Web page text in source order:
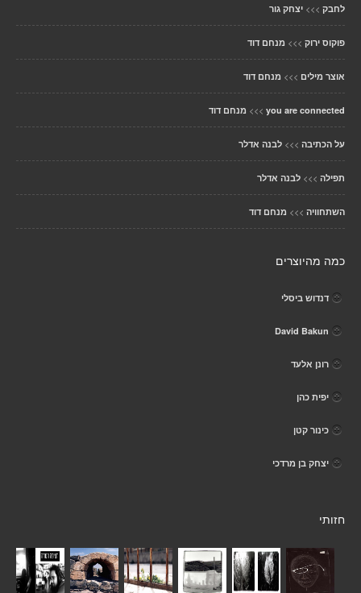
לחבק >>> יצחק גור
פוקוס ירוק >>> מנחם דוד
אוצר מילים >>> מנחם דוד
you are connected
>>> מנחם דוד
על הכתיבה >>> לבנה אדלר
תפילה >>> לבנה אדלר
השתחוויה >>> מנחם דוד
כמה מהיוצרים
דנדוש ביסלי
David Bakun
רונן אלעד
יפית כהן
כינור קטן
יצחק בן מרדכי
חזותי